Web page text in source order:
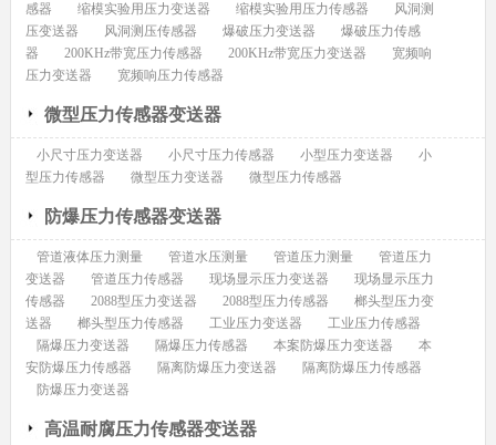
感器
缩模实验用压力变送器 缩模实验用压力传感器
风洞测
压变送器
风洞测压传感器 爆破压力变送器
爆破压力传感
器
200KHz带宽压力传感器 200KHz带宽压力变送器
宽频响
压力变送器
宽频响压力传感器
微型压力传感器变送器
小尺寸压力变送器 小尺寸压力传感器 小型压力变送器
小
型压力传感器
微型压力变送器 微型压力传感器
防爆压力传感器变送器
管道液体压力测量 管道水压测量 管道压力测量
管道压力
变送器
管道压力传感器 现场显示压力变送器
现场显示压力
传感器
2088型压力变送器 2088型压力传感器
榔头型压力变
送器
榔头型压力传感器 工业压力变送器
工业压力传感器
隔爆压力变送器
隔爆压力传感器 本案防爆压力变送器
本
安防爆压力传感器
隔离防爆压力变送器
隔离防爆压力传感器
防爆压力变送器
高温耐腐压力传感器变送器